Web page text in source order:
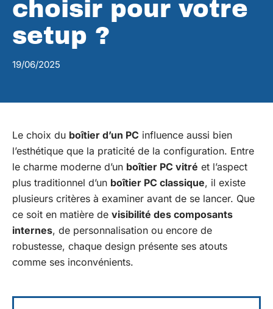
choisir pour votre
setup ?
19/06/2025
Le choix du boîtier d’un PC influence aussi bien
l’esthétique que la praticité de la configuration. Entre
le charme moderne d’un boîtier PC vitré et l’aspect
plus traditionnel d’un boîtier PC classique, il existe
plusieurs critères à examiner avant de se lancer. Que
ce soit en matière de visibilité des composants
internes, de personnalisation ou encore de
robustesse, chaque design présente ses atouts
comme ses inconvénients.